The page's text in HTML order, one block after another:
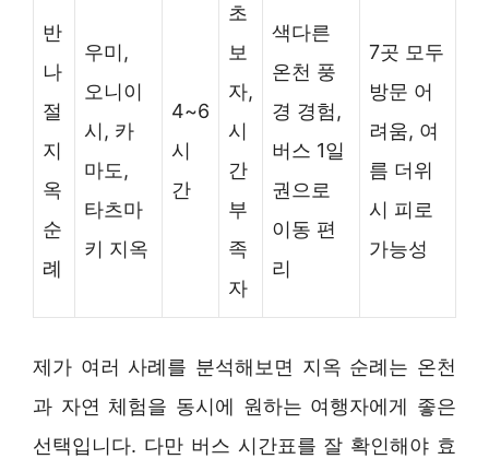
반
나
절
지
옥
순
례
우미,
오니이
시, 카
마도,
타츠마
키 지옥
4~6
시
간
초
보
자,
시
간
부
족
자
색다른
온천 풍
경 경험,
버스 1일
권으로
이동 편
리
7곳 모두
방문 어
려움, 여
름 더위
시 피로
가능성
제가 여러 사례를 분석해보면 지옥 순례는 온천
과 자연 체험을 동시에 원하는 여행자에게 좋은
선택입니다. 다만 버스 시간표를 잘 확인해야 효